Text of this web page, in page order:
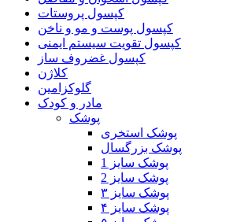
کپسول پروستات
کپسول پوست و مو و ناخن
کپسول تقویت سیستم ایمنی
کپسول غضروف ساز
کلاژن
گلوکزامین
مادر و کودک
پوشک
پوشک استخری
پوشک بزرگسال
پوشک سایز 1
پوشک سایز 2
پوشک سایز ۳
پوشک سایز ۴